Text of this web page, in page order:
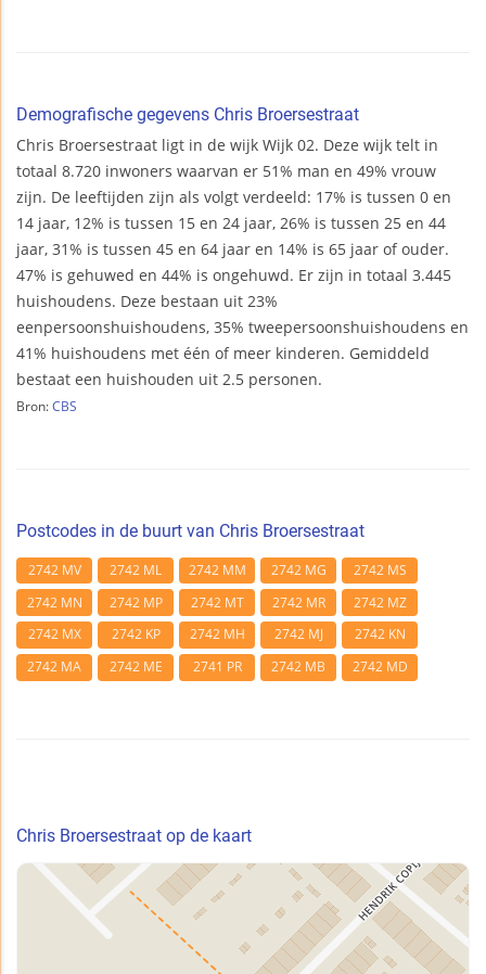
Demografische gegevens Chris Broersestraat
Chris Broersestraat ligt in de wijk Wijk 02. Deze wijk telt in
totaal 8.720 inwoners waarvan er 51% man en 49% vrouw
zijn. De leeftijden zijn als volgt verdeeld: 17% is tussen 0 en
14 jaar, 12% is tussen 15 en 24 jaar, 26% is tussen 25 en 44
jaar, 31% is tussen 45 en 64 jaar en 14% is 65 jaar of ouder.
47% is gehuwed en 44% is ongehuwd. Er zijn in totaal 3.445
huishoudens. Deze bestaan uit 23%
eenpersoonshuishoudens, 35% tweepersoonshuishoudens en
41% huishoudens met één of meer kinderen. Gemiddeld
bestaat een huishouden uit 2.5 personen.
Bron: CBS
Postcodes in de buurt van Chris Broersestraat
2742 MV 2742 ML 2742 MM 2742 MG
2742 MS
2742 MN
2742 MP 2742 MT 2742 MR
2742 MZ
2742 MX
2742 KP 2742 MH 2742 MJ
2742 KN
2742 MA
2742 ME 2741 PR 2742 MB 2742 MD
Chris Broersestraat op de kaart